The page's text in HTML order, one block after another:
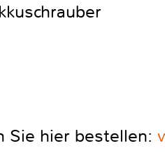
Sie hier bestellen: